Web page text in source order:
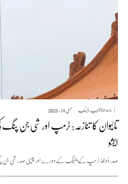
Newsویب ڈیسک - مئی 14, 2026
تائیوان کا تنازعہ: ٹرمپ اور شی جن
ایشو
صدر ڈونلڈ ٹرمپ کے بیجنگ کے دورے اور چینی صدر شی